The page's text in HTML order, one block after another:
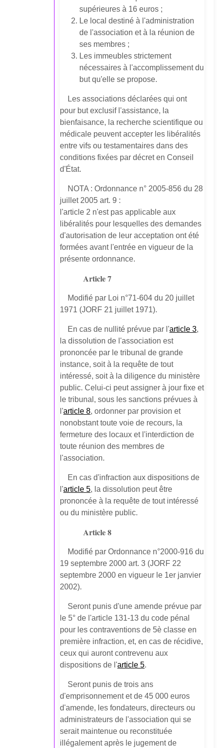
supérieures à 16 euros ;
Le local destiné à l'administration
de l'association et à la réunion de
ses membres ;
Les immeubles strictement
nécessaires à l'accomplissement du
but qu'elle se propose.
Les associations déclarées qui ont
pour but exclusif l'assistance, la
bienfaisance, la recherche scientifique ou
médicale peuvent accepter les libéralités
entre vifs ou testamentaires dans des
conditions fixées par décret en Conseil
d'État.
NOTA : Ordonnance n° 2005-856 du 28
juillet 2005 art. 9 :
l'article 2 n'est pas applicable aux
libéralités pour lesquelles des demandes
d'autorisation de leur acceptation ont été
formées avant l'entrée en vigueur de la
présente ordonnance.
Article 7
Modifié par Loi n°71-604 du 20 juillet
1971 (JORF 21 juillet 1971).
En cas de nullité prévue par l'article 3,
la dissolution de l'association est
prononcée par le tribunal de grande
instance, soit à la requête de tout
intéressé, soit à la diligence du ministère
public. Celui-ci peut assigner à jour fixe et
le tribunal, sous les sanctions prévues à
l'article 8, ordonner par provision et
nonobstant toute voie de recours, la
fermeture des locaux et l'interdiction de
toute réunion des membres de
l'association.
En cas d'infraction aux dispositions de
l'article 5, la dissolution peut être
prononcée à la requête de tout intéressé
ou du ministère public.
Article 8
Modifié par Ordonnance n°2000-916 du
19 septembre 2000 art. 3 (JORF 22
septembre 2000 en vigueur le 1er janvier
2002).
Seront punis d'une amende prévue par
le 5° de l'article 131-13 du code pénal
pour les contraventions de 5è classe en
première infraction, et, en cas de récidive,
ceux qui auront contrevenu aux
dispositions de l'article 5.
Seront punis de trois ans
d'emprisonnement et de 45 000 euros
d'amende, les fondateurs, directeurs ou
administrateurs de l'association qui se
serait maintenue ou reconstituée
illégalement après le jugement de